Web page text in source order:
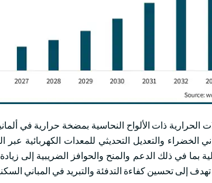
الخضراء والتعديل التحديثي للمعدات الكهربائية
بما في ذلك الدعم والمنح والحوافز الضريبية إلى
تهدف إلى تحسين كفاءة التدفئة والتبريد في المباني